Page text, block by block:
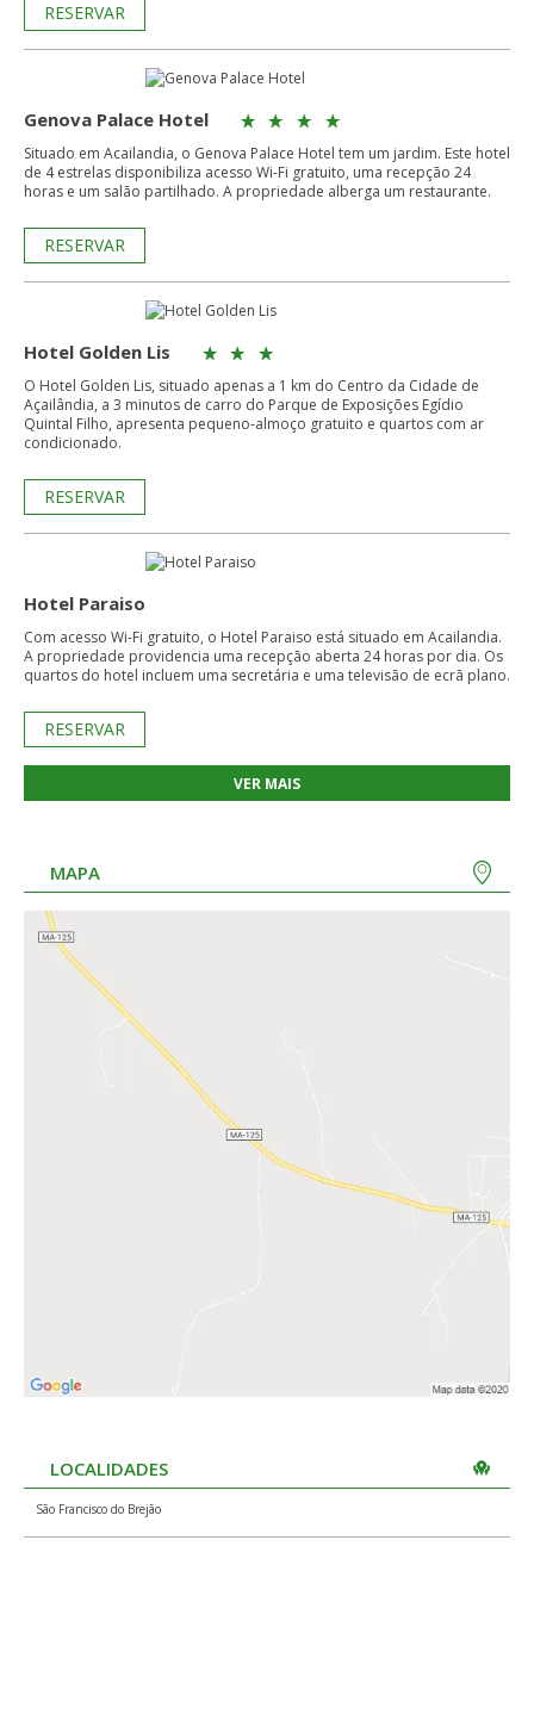
RESERVAR
Genova Palace Hotel
Situado em Acailandia, o Genova Palace Hotel tem um jardim. Este hotel
de 4 estrelas disponibiliza acesso Wi-Fi gratuito, uma recepção 24
horas e um salão partilhado. A propriedade alberga um restaurante.
RESERVAR
Hotel Golden Lis
O Hotel Golden Lis, situado apenas a 1 km do Centro da Cidade de
Açailândia, a 3 minutos de carro do Parque de Exposições Egídio
Quintal Filho, apresenta pequeno-almoço gratuito e quartos com ar
condicionado.
RESERVAR
Hotel Paraiso
Com acesso Wi-Fi gratuito, o Hotel Paraiso está situado em Acailandia.
A propriedade providencia uma recepção aberta 24 horas por dia. Os
quartos do hotel incluem uma secretária e uma televisão de ecrã plano.
RESERVAR
VER MAIS
MAPA
LOCALIDADES
São Francisco do Brejão